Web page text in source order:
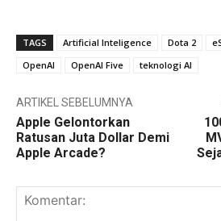
TAGS Artificial Inteligence Dota 2
OpenAI
OpenAI Five teknologi AI
ARTIKEL SEBELUMNYA
Apple Gelontorkan
Ratusan Juta Dollar Demi
Apple Arcade?